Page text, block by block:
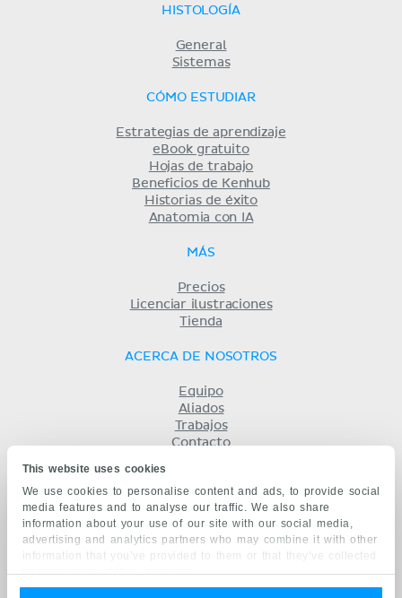
This website uses cookies
We use cookies to personalise content and ads, to provide social
media features and to analyse our traffic. We also share
information about your use of our site with our social media,
advertising and analytics partners who may combine it with other
information that you’ve provided to them or that they’ve collected
from your use of their services.
HISTOLOGÍA
General
Sistemas
CÓMO ESTUDIAR
Estrategias de aprendizaje
eBook gratuito
Hojas de trabajo
Beneficios de Kenhub
Historias de éxito
Anatomia con IA
MÁS
Precios
Licenciar ilustraciones
Tienda
ACERCA DE NOSOTROS
Equipo
Aliados
Trabajos
Contacto
Privacidad
KENHUB EN...
English